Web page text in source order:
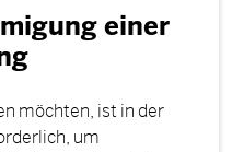
einer
möchten, ist in der
um